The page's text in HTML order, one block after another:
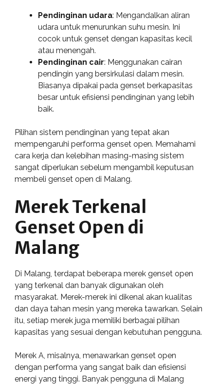
Pendinginan udara: Mengandalkan aliran
udara untuk menurunkan suhu mesin. Ini
cocok untuk genset dengan kapasitas kecil
atau menengah.
Pendinginan cair: Menggunakan cairan
pendingin yang bersirkulasi dalam mesin.
Biasanya dipakai pada genset berkapasitas
besar untuk efisiensi pendinginan yang lebih
baik.
Pilihan sistem pendinginan yang tepat akan
mempengaruhi performa genset open. Memahami
cara kerja dan kelebihan masing-masing sistem
sangat diperlukan sebelum mengambil keputusan
membeli genset open di Malang.
Merek Terkenal
Genset Open di
Malang
Di Malang, terdapat beberapa merek genset open
yang terkenal dan banyak digunakan oleh
masyarakat. Merek-merek ini dikenal akan kualitas
dan daya tahan mesin yang mereka tawarkan. Selain
itu, setiap merek juga memiliki berbagai pilihan
kapasitas yang sesuai dengan kebutuhan pengguna.
Merek A, misalnya, menawarkan genset open
dengan performa yang sangat baik dan efisiensi
energi yang tinggi. Banyak pengguna di Malang